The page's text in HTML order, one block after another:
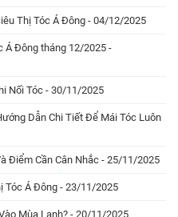
Thị Tóc Á Đông - 04/12/2025
Á Đông tháng 12/2025 -
Nối Tóc - 30/11/2025
Dẫn Chi Tiết Để Mái Tóc Luôn
Điểm Cần Cân Nhắc - 25/11/2025
Tóc Á Đông - 23/11/2025
Mùa Lạnh? - 20/11/2025